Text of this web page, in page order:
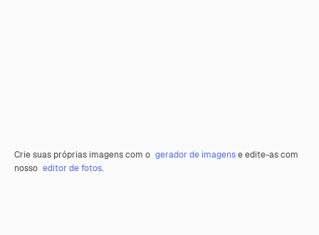
Crie suas próprias imagens com o gerador de imagense edite-as com
nosso editor de fotos.